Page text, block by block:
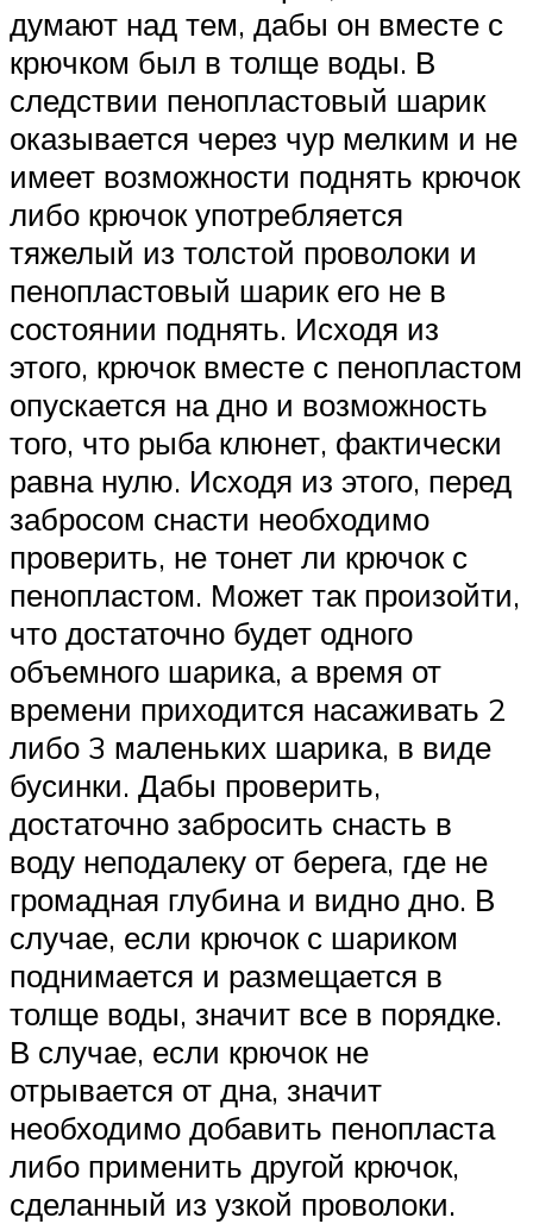
думают над тем, дабы он вместе с
крючком был в толще воды. В
следствии пенопластовый шарик
оказывается через чур мелким и не
имеет возможности поднять крючок
либо крючок употребляется
тяжелый из толстой проволоки и
пенопластовый шарик его не в
состоянии поднять. Исходя из
этого, крючок вместе с пенопластом
опускается на дно и возможность
того, что рыба клюнет, фактически
равна нулю. Исходя из этого, перед
забросом снасти необходимо
проверить, не тонет ли крючок с
пенопластом. Может так произойти,
что достаточно будет одного
объемного шарика, а время от
времени приходится насаживать 2
либо 3 маленьких шарика, в виде
бусинки. Дабы проверить,
достаточно забросить снасть в
воду неподалеку от берега, где не
громадная глубина и видно дно. В
случае, если крючок с шариком
поднимается и размещается в
толще воды, значит все в порядке.
В случае, если крючок не
отрывается от дна, значит
необходимо добавить пенопласта
либо применить другой крючок,
сделанный из узкой проволоки.